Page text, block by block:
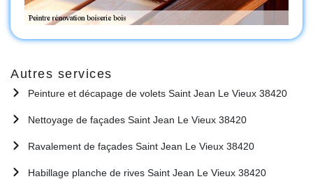
Autres services
Peinture et décapage de volets Saint Jean Le Vieux 38420
Nettoyage de façades Saint Jean Le Vieux 38420
Ravalement de façades Saint Jean Le Vieux 38420
Habillage planche de rives Saint Jean Le Vieux 38420